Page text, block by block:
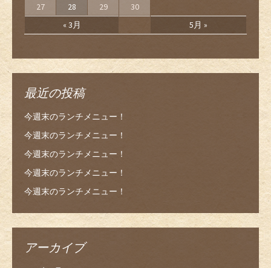
« 3月 5月 »
27
28 29 30
最近の投稿
今週末のランチメニュー！
今週末のランチメニュー！
今週末のランチメニュー！
今週末のランチメニュー！
今週末のランチメニュー！
アーカイブ